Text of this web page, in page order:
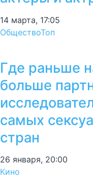
14 марта, 17:05
ОбществоТоп
Где раньше
больше
самых
стран
26 января, 20:00
Кино